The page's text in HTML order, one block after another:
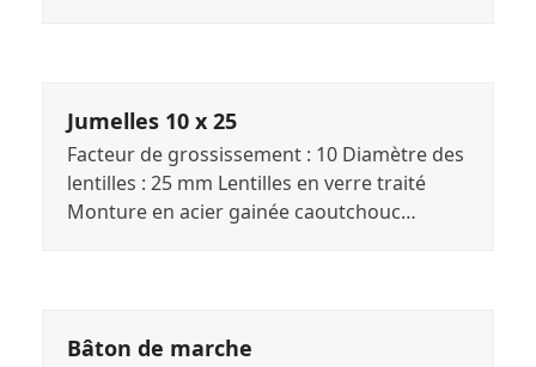
Jumelles 10 x 25
Facteur de grossissement : 10 Diamètre des
lentilles : 25 mm Lentilles en verre traité
Monture en acier gainée caoutchouc…
Bâton de marche